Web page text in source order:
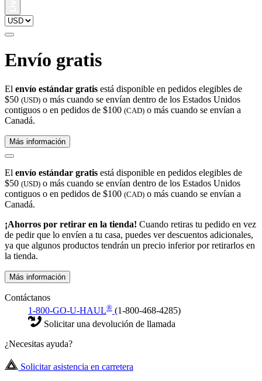
Envío gratis
El envío estándar gratis está disponible en pedidos elegibles de
$50 (USD) o más cuando se envían dentro de los Estados Unidos
contiguos o en pedidos de $100 (CAD) o más cuando se envían a
Canadá.
Más información
El envío estándar gratis está disponible en pedidos elegibles de
$50 (USD) o más cuando se envían dentro de los Estados Unidos
contiguos o en pedidos de $100 (CAD) o más cuando se envían a
Canadá.
¡Ahorros por retirar en la tienda! Cuando retiras tu pedido en vez
de pedir que lo envíen a tu casa, puedes ver descuentos adicionales,
ya que algunos productos tendrán un precio inferior por retirarlos en
la tienda.
Más información
Contáctanos
1-800-GO-U-HAUL® (1-800-468-4285)
Solicitar una devolución de llamada
¿Necesitas ayuda?
Solicitar asistencia en carretera